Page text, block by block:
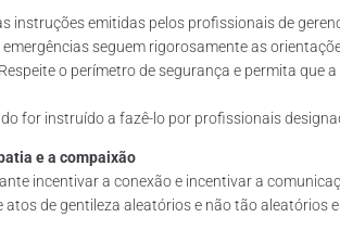
instruções emitidas pelos profissionais de
seguem rigorosamente as
o perímetro de segurança e permita que
for instruído a fazê-lo por profissionais
e a compaixão
incentivar a conexão e incentivar a
de gentileza aleatórios e não tão aleatórios